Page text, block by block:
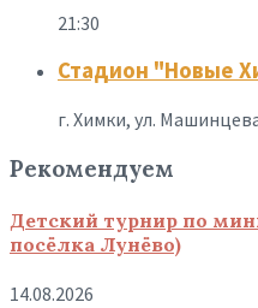
21:30
Стадион "Новые
г. Химки, ул.
Рекомендуем
Детский турнир по
посёлка Лунёво)
14.08.2026